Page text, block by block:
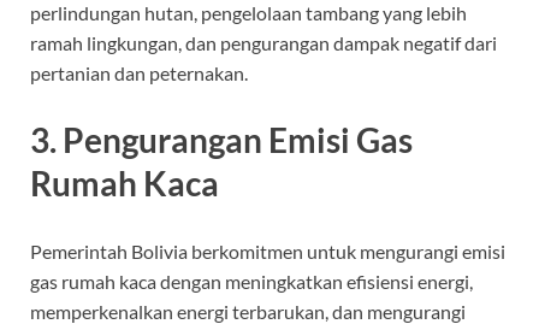
perlindungan hutan, pengelolaan tambang yang lebih
ramah lingkungan, dan pengurangan dampak negatif dari
pertanian dan peternakan.
3. Pengurangan Emisi Gas
Rumah Kaca
Pemerintah Bolivia berkomitmen untuk mengurangi emisi
gas rumah kaca dengan meningkatkan efisiensi energi,
memperkenalkan energi terbarukan, dan mengurangi